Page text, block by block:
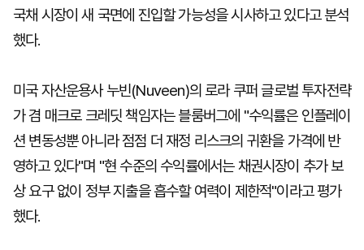
국채 시장이 새 국면에 진입할 가능성을 시사하고 있다고 분석
했다.
미국 자산운용사 누빈(Nuveen)의 로라 쿠퍼 글로벌 투자전략
가 겸 매크로 크레딧 책임자는 블룸버그에 "수익률은 인플레이
션 변동성뿐 아니라 점점 더 재정 리스크의 귀환을 가격에 반
영하고 있다"며 "현 수준의 수익률에서는 채권시장이 추가 보
상 요구 없이 정부 지출을 흡수할 여력이 제한적"이라고 평가
했다.